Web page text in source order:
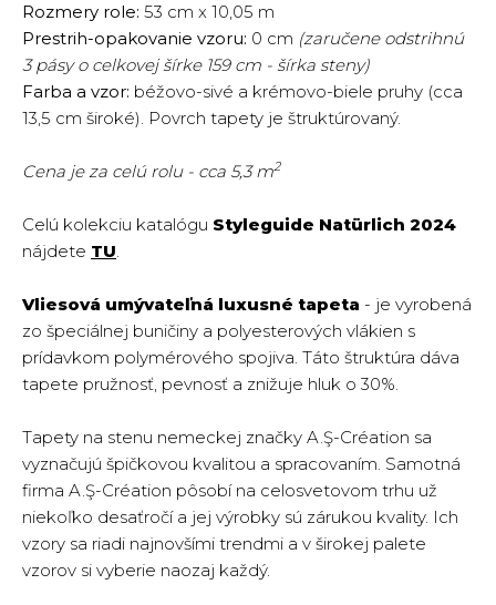
Rozmery role: 53 cm x 10,05 m
Prestrih-opakovanie vzoru: 0 cm (zaručene odstrihnú
3 pásy o celkovej šírke 159 cm - šírka steny)
Farba a vzor: béžovo-sivé a krémovo-biele pruhy (cca
13,5 cm široké). Povrch tapety je štruktúrovaný.
Cena je za celú rolu - cca 5,3 m2
Celú kolekciu katalógu Styleguide Natürlich 2024
nájdete TU.
Vliesová umývateľná luxusné tapeta - je vyrobená
zo špeciálnej buničiny a polyesterových vlákien s
prídavkom polymérového spojiva. Táto štruktúra dáva
tapete pružnosť, pevnosť a znižuje hluk o 30%.
Tapety na stenu nemeckej značky A.Ş-Création sa
vyznačujú špičkovou kvalitou a spracovaním. Samotná
firma A.Ş-Création pôsobí na celosvetovom trhu už
niekoľko desaťročí a jej výrobky sú zárukou kvality. Ich
vzory sa riadi najnovšími trendmi a v širokej palete
vzorov si vyberie naozaj každý.